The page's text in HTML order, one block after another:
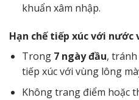
khuẩn xâm nhập.
Hạn chế tiếp xúc với nước
Trong 7 ngày đầu,
tiếp xúc với vùng lông
Không trang điểm hoặc